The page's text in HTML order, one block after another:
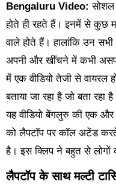
Bengaluru Video: सोशल
होते ही रहते हैं। इनमें से कुछ
वाले होते हैं। हालांकि उन
अपनी और खींचने में कभी
में एक वीडियो तेजी से वायरल
बताया जा रहा है जो बता रहा
यह वीडियो बेंगलुरु की एक और
को लैपटॉप पर कॉल अटेंड
है। इस क्लिप ने बहुत से लोगों
लैपटॉप के साथ मल्टी